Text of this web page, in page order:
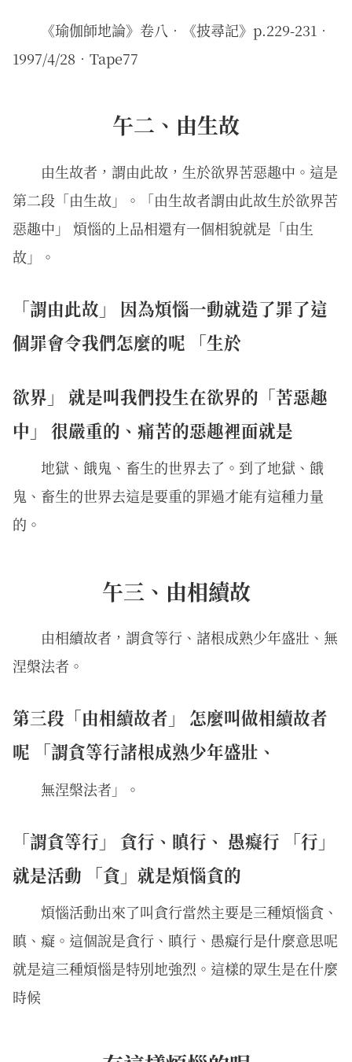
《瑜伽師地論》卷八．《披尋記》p.229-231．
1997/4/28．Tape77
午二、由生故
由生故者，謂由此故，生於欲界苦惡趣中。這是
第二段「由生故」。「由生故者謂由此故生於欲界苦
惡趣中」 煩惱的上品相還有一個相貌就是「由生
故」。
「謂由此故」 因為煩惱一動就造了罪了這
個罪會令我們怎麼的呢 「生於
欲界」 就是叫我們投生在欲界的「苦惡趣
中」 很嚴重的、痛苦的惡趣裡面就是
地獄、餓鬼、畜生的世界去了。到了地獄、餓
鬼、畜生的世界去這是要重的罪過才能有這種力量
的。
午三、由相續故
由相續故者，謂貪等行、諸根成熟少年盛壯、無
涅槃法者。
第三段「由相續故者」 怎麼叫做相續故者
呢 「謂貪等行諸根成熟少年盛壯、
無涅槃法者」。
「謂貪等行」 貪行、瞋行、 愚癡行 「行」
就是活動 「貪」就是煩惱貪的
煩惱活動出來了叫貪行當然主要是三種煩惱貪、
瞋、癡。這個說是貪行、瞋行、愚癡行是什麼意思呢
就是這三種煩惱是特別地強烈。這樣的眾生是在什麼
時候